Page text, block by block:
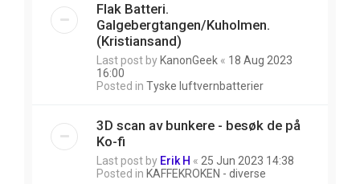
Flak Batteri.
Galgebergtangen/Kuholmen.
(Kristiansand)
Last post by KanonGeek « 18 Aug 2023
16:00
Posted in Tyske luftvernbatterier
3D scan av bunkere - besøk de på
Ko-fi
Last post by Erik H « 25 Jun 2023 14:38
Posted in KAFFEKROKEN - diverse